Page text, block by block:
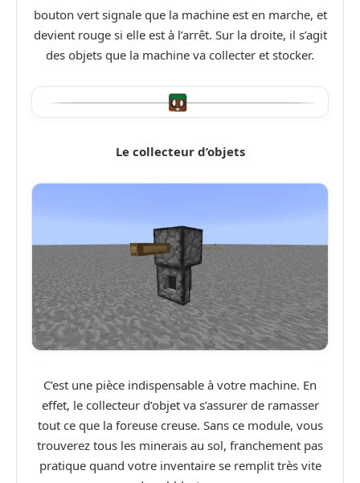
bouton vert signale que la machine est en marche, et
devient rouge si elle est à l’arrêt. Sur la droite, il s’agit
des objets que la machine va collecter et stocker.
Le collecteur d’objets
C’est une pièce indispensable à votre machine. En
effet, le collecteur d’objet va s’assurer de ramasser
tout ce que la foreuse creuse. Sans ce module, vous
trouverez tous les minerais au sol, franchement pas
pratique quand votre inventaire se remplit très vite